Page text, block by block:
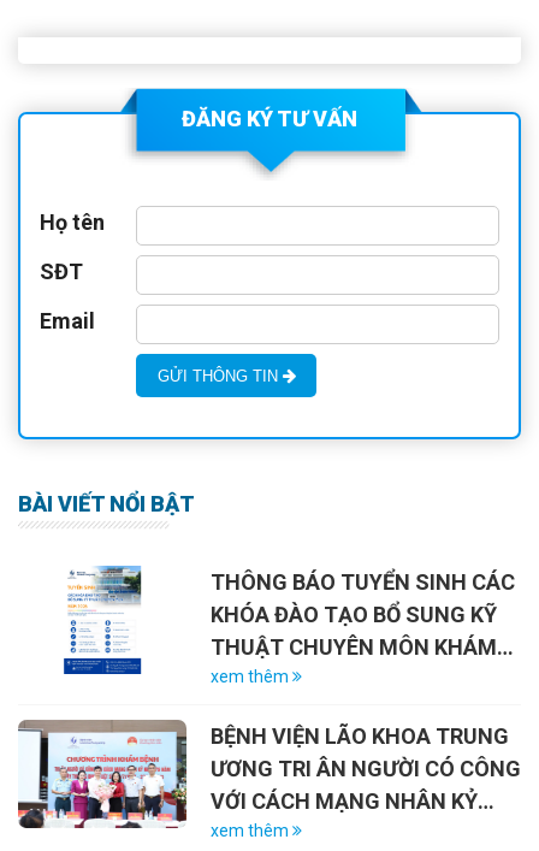
ĐĂNG KÝ TƯ VẤN
Họ tên
SĐT
Email
GỬI THÔNG TIN
BÀI VIẾT NỔI BẬT
THÔNG BÁO TUYỂN SINH CÁC
KHÓA ĐÀO TẠO BỔ SUNG KỸ
THUẬT CHUYÊN MÔN KHÁM
CHỮA BỆNH NĂM 2026
xem thêm
BỆNH VIỆN LÃO KHOA TRUNG
ƯƠNG TRI ÂN NGƯỜI CÓ CÔNG
VỚI CÁCH MẠNG NHÂN KỶ
NIỆM 79 NĂM NGÀY THƯƠNG
xem thêm